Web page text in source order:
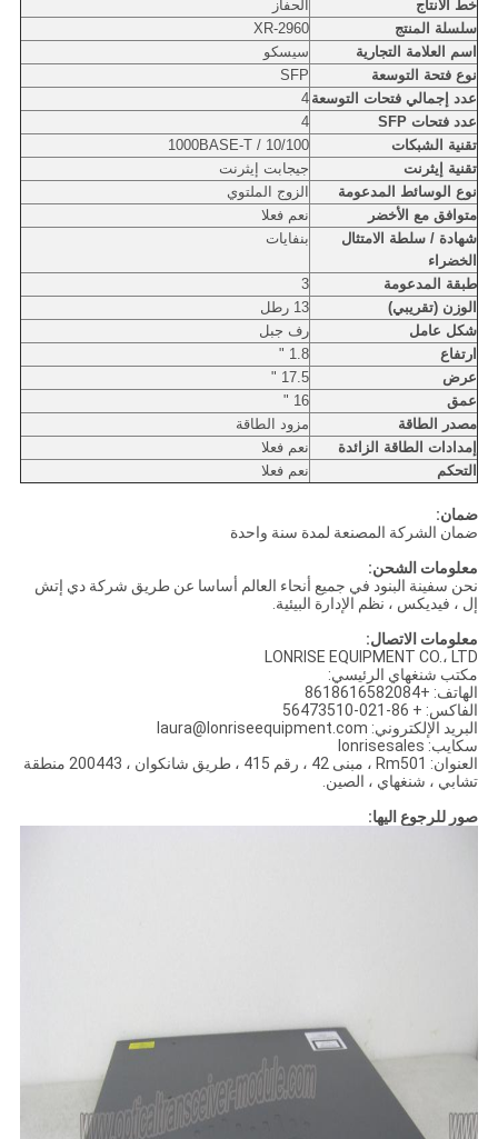
خط الانتاج
الحفاز
سلسلة المنتج
2960-XR
اسم العلامة التجارية
سيسكو
نوع فتحة التوسعة
SFP
عدد إجمالي فتحات التوسعة 4
عدد فتحات SFP
4
تقنية الشبكات
10/100 / 1000BASE-T
تقنية إيثرنت
جيجابت إيثرنت
نوع الوسائط المدعومة
الزوج الملتوي
متوافق مع الأخضر
نعم فعلا
شهادة / سلطة الامتثال
الخضراء
بنفايات
طبقة المدعومة
3
الوزن (تقريبي)
13 رطل
شكل عامل
رف جبل
ارتفاع
1.8 "
عرض
17.5 "
عمق
16 "
مصدر الطاقة
مزود الطاقة
إمدادات الطاقة الزائدة
نعم فعلا
التحكم
نعم فعلا
ضمان:
ضمان الشركة المصنعة لمدة سنة واحدة
معلومات الشحن:
نحن سفينة البنود في جميع أنحاء العالم أساسا عن طريق شركة دي إتش
إل ، فيديكس ، نظم الإدارة البيئية.
معلومات الاتصال:
LONRISE EQUIPMENT CO.، LTD
مكتب شنغهاي الرئيسي:
الهاتف: +8618616582084
الفاكس: + 86-021-56473510
البريد الإلكتروني: laura@lonriseequipment.com
سكايب: lonrisesales
العنوان: Rm501 ، مبنى 42 ، رقم 415 ، طريق شانكوان ، 200443 منطقة
تشابي ، شنغهاي ، الصين.
صور للرجوع اليها: